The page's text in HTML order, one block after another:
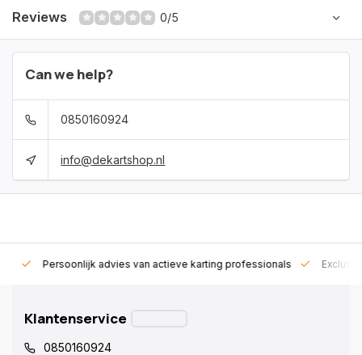
Reviews 0/5
Can we help?
0850160924
info@dekartshop.nl
Persoonlijk advies van actieve karting professionals
Klantenservice
0850160924